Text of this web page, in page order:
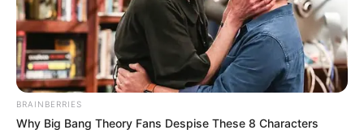
BRAINBERRIES
Why Big Bang Theory Fans Despise These 8 Characters